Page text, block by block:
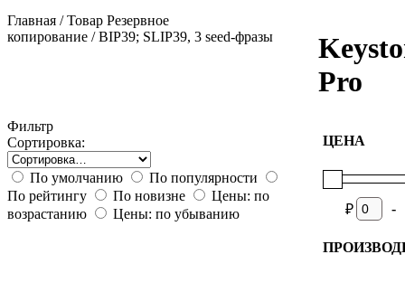
Главная / Товар Резервное
копирование / BIP39; SLIP39, 3 seed-фразы
Pro
Фильтр
Сортировка:
По умолчанию
По популярности
По рейтингу
По новизне
Цены: по
возрастанию
Цены: по убыванию
ЦЕНА
₽ -